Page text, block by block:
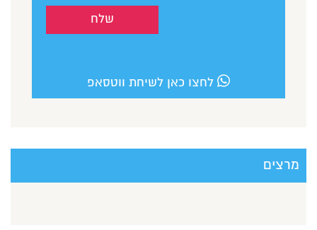
לחצו כאן לשיחת ווטסאפ
מרצים